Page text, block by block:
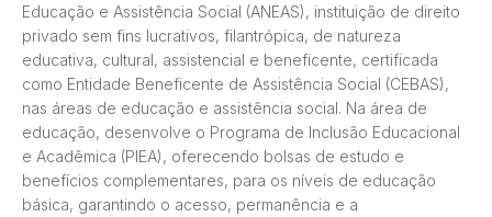
Educação e Assistência Social (ANEAS), instituição de direito
privado sem fins lucrativos, filantrópica, de natureza
educativa, cultural, assistencial e beneficente, certificada
como Entidade Beneficente de Assistência Social (CEBAS),
nas áreas de educação e assistência social. Na área de
educação, desenvolve o Programa de Inclusão Educacional
e Acadêmica (PIEA), oferecendo bolsas de estudo e
benefícios complementares, para os níveis de educação
básica, garantindo o acesso, permanência e a